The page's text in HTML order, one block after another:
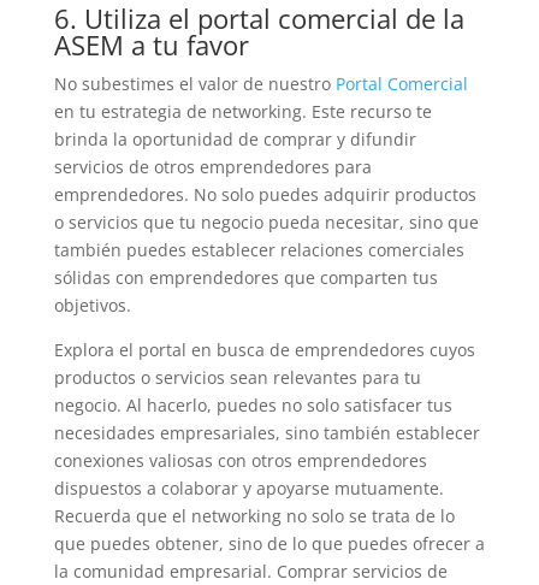
6. Utiliza el portal comercial de la
ASEM a tu favor
No subestimes el valor de nuestro Portal Comercial
en tu estrategia de networking. Este recurso te
brinda la oportunidad de comprar y difundir
servicios de otros emprendedores para
emprendedores. No solo puedes adquirir productos
o servicios que tu negocio pueda necesitar, sino que
también puedes establecer relaciones comerciales
sólidas con emprendedores que comparten tus
objetivos.
Explora el portal en busca de emprendedores cuyos
productos o servicios sean relevantes para tu
negocio. Al hacerlo, puedes no solo satisfacer tus
necesidades empresariales, sino también establecer
conexiones valiosas con otros emprendedores
dispuestos a colaborar y apoyarse mutuamente.
Recuerda que el networking no solo se trata de lo
que puedes obtener, sino de lo que puedes ofrecer a
la comunidad empresarial. Comprar servicios de